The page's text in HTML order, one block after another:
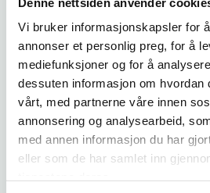
Vi bruker informasjonskapsler for
annonser et personlig preg, for å
mediefunksjoner og for å
dessuten informasjon om hvordan
vårt, med partnerne våre innen
annonsering og analysearbeid,
med annen informasjon du har
eller som de har samlet inn
Våre leveranser skal ha høy kvalitet
ivareta miljøhensyn, være
tid.
Vi lytter til kundenes
for å optimalisere våre leveranser.
med samfunnets behov for en
gjenspeiler seg i våre produkter,
energieffektive leveranser som tar